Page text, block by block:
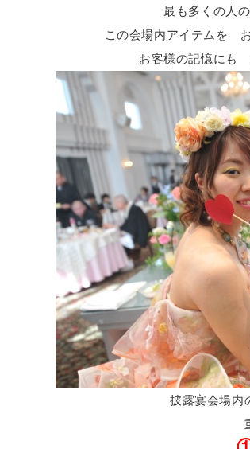
最も多くの人
この会場内アイテムを
お客様の記憶にも
披露宴会場内